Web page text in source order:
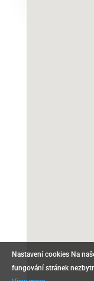
Nastavení cookies Na
fungování stránek